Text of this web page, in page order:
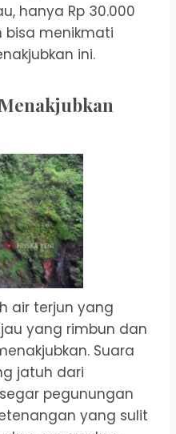
hanya Rp 30.000
bisa menikmati
ini.
air terjun yang
yang rimbun dan
Suara
jatuh dari
pegunungan
yang sulit